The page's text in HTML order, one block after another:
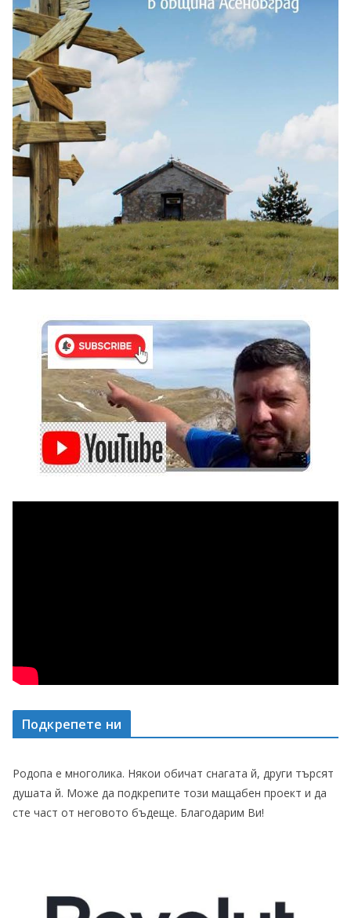
Подкрепете ни
Родопа е многолика. Някои обичат снагата й, други търсят
душата й. Може да подкрепите този мащабен проект и да
сте част от неговото бъдеще. Благодарим Ви!